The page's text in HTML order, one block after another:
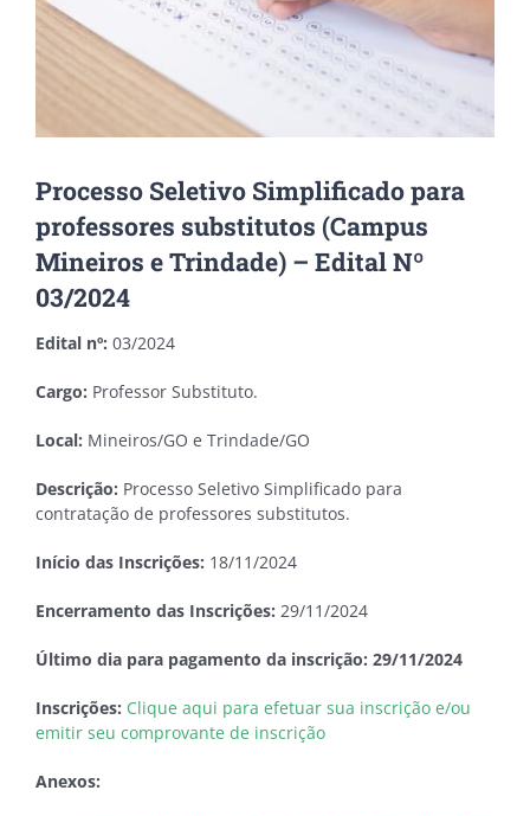
Processo Seletivo Simplificado para
professores substitutos (Campus
Mineiros e Trindade) – Edital Nº
03/2024
Edital nº: 03/2024
Cargo: Professor Substituto.
Local: Mineiros/GO e Trindade/GO
Descrição: Processo Seletivo Simplificado para
contratação de professores substitutos.
Início das Inscrições: 18/11/2024
Encerramento das Inscrições: 29/11/2024
Último dia para pagamento da inscrição: 29/11/2024
Inscrições: Clique aqui para efetuar sua inscrição e/ou
emitir seu comprovante de inscrição
Anexos: